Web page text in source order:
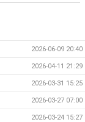
2026-06-09 20:40
2026-04-11 21:29
2026-03-31 15:25
2026-03-27 07:00
2026-03-24 15:27